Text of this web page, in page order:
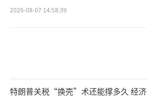
2026-08-07 14:58:39
特朗普关税“换壳”术还能撑多久 经济